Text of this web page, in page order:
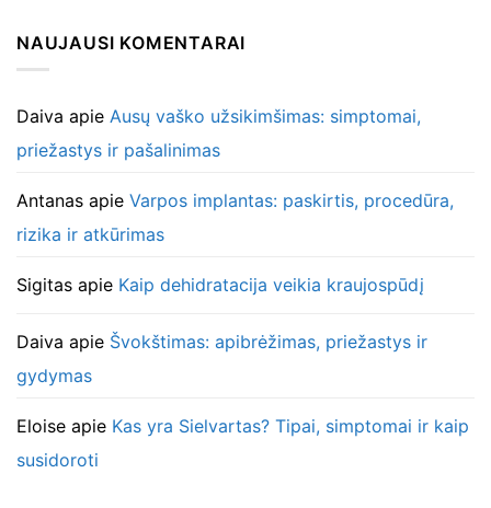
NAUJAUSI KOMENTARAI
Daiva apie Ausų vaško užsikimšimas: simptomai,
priežastys ir pašalinimas
Antanas apie Varpos implantas: paskirtis, procedūra,
rizika ir atkūrimas
Sigitas apie Kaip dehidratacija veikia kraujospūdį
Daiva apie Švokštimas: apibrėžimas, priežastys ir
gydymas
Eloise apie Kas yra Sielvartas? Tipai, simptomai ir kaip
susidoroti